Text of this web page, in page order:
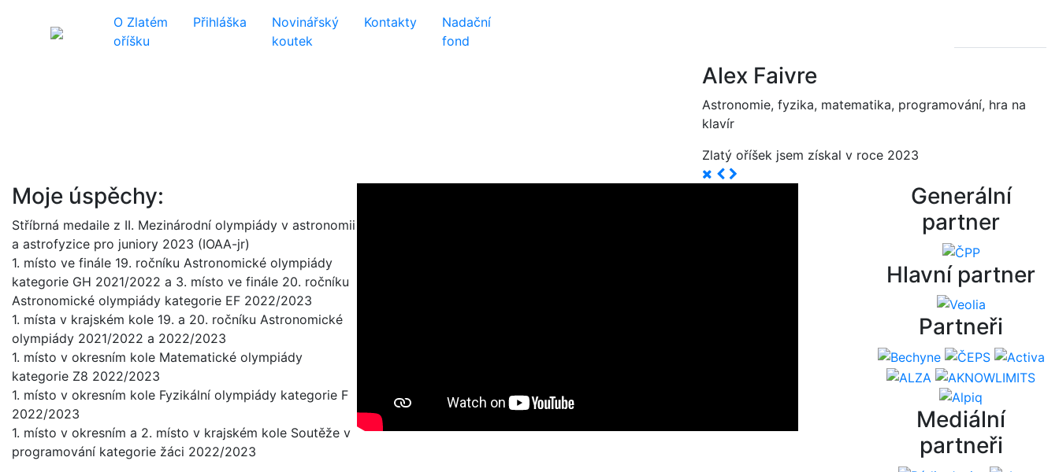
O Zlatém
oříšku
Přihláška
Novinářský
koutek
Kontakty
Nadační
fond
Alex Faivre
Astronomie, fyzika, matematika, programování, hra na
klavír
Zlatý oříšek jsem získal v roce 2023
Moje úspěchy:
Stříbrná medaile z II. Mezinárodní olympiády v astronomii
a astrofyzice pro juniory 2023 (IOAA-jr)
1. místo ve finále 19. ročníku Astronomické olympiády
kategorie GH 2021/2022 a 3. místo ve finále 20. ročníku
Astronomické olympiády kategorie EF 2022/2023
1. místa v krajském kole 19. a 20. ročníku Astronomické
olympiády 2021/2022 a 2022/2023
1. místo v okresním kole Matematické olympiády
kategorie Z8 2022/2023
1. místo v okresním kole Fyzikální olympiády kategorie F
2022/2023
1. místo v okresním a 2. místo v krajském kole Soutěže v
programování kategorie žáci 2022/2023
Generální
partner
Hlavní partner
Partneři
Mediální
partneři